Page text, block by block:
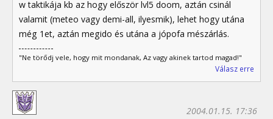
w taktikája kb az hogy először lvl5 doom, aztán csinál
valamit (meteo vagy demi-all, ilyesmik), lehet hogy utána
még 1et, aztán megido és utána a jópofa mészárlás.
"Ne törődj vele, hogy mit mondanak, Az vagy akinek tartod magad!"
Válasz erre
2004.01.15. 17:36